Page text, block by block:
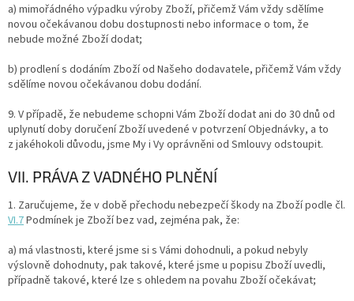
a) mimořádného výpadku výroby Zboží, přičemž Vám vždy sdělíme
novou očekávanou dobu dostupnosti nebo informace o tom, že
nebude možné Zboží dodat;
b) prodlení s dodáním Zboží od Našeho dodavatele, přičemž Vám vždy
sdělíme novou očekávanou dobu dodání.
9. V případě, že nebudeme schopni Vám Zboží dodat ani do 30 dnů od
uplynutí doby doručení Zboží uvedené v potvrzení Objednávky, a to
z jakéhokoli důvodu, jsme My i Vy oprávněni od Smlouvy odstoupit.
VII. PRÁVA Z VADNÉHO PLNĚNÍ
1. Zaručujeme, že v době přechodu nebezpečí škody na Zboží podle čl.
VI.7Podmínek je Zboží bez vad, zejména pak, že:
a) má vlastnosti, které jsme si s Vámi dohodnuli, a pokud nebyly
výslovně dohodnuty, pak takové, které jsme u popisu Zboží uvedli,
případně takové, které lze s ohledem na povahu Zboží očekávat;